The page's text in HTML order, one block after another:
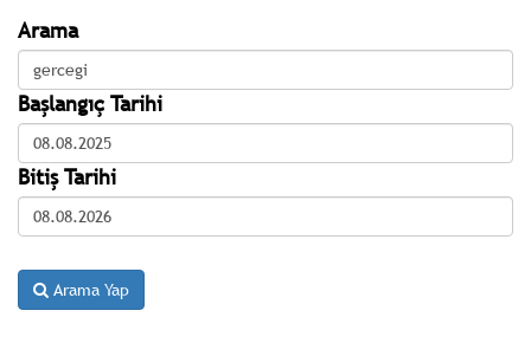
Arama
Başlangıç Tarihi
Bitiş Tarihi
Arama Yap